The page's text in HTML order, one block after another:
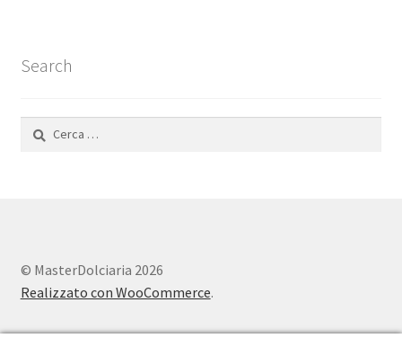
Search
© MasterDolciaria 2026
Realizzato con WooCommerce.